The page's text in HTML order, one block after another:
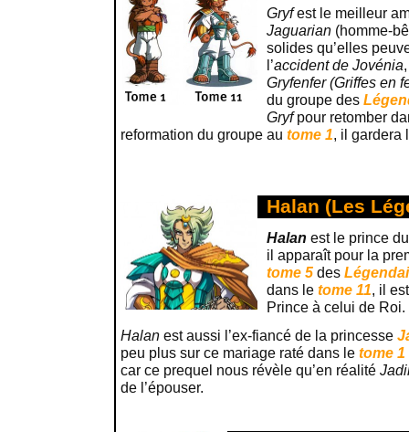
Gryfest le meilleur
Jaguarian (homme-
solides qu’elles
l’accident de Jovénia
Gryfenfer (Griffes en
du groupe des
Gryfpour retomber
reformation du groupe au tome 1, il gardera
Halan (Les
Halan est le prince
il apparaît pour la
tome 5 des
dans le tome 11, il
Prince à celui de Roi.
Halan est aussi l’ex-fiancé de la princesse
peu plus sur ce mariage raté dans le tome 1
car ce prequel nous révèle qu’en réalité
de l’épouser.